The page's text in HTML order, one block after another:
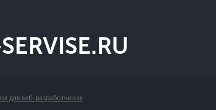
для веб-разработчиков